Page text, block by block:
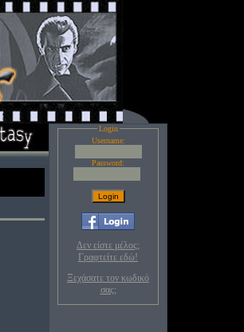
Login
Username:
Password:
Δεν είστε μέλος;
Γραφτείτε εδώ!
Ξεχάσατε τον κωδικό
σας;